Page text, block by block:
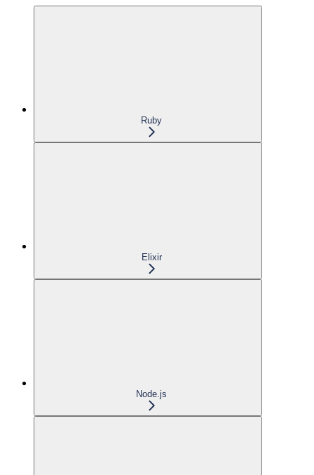
Ruby
Elixir
Node.js